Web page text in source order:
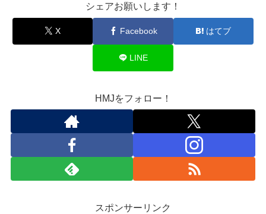
シェアお願いします！
X Facebook はてブ
LINE
HMJをフォロー！
スポンサーリンク